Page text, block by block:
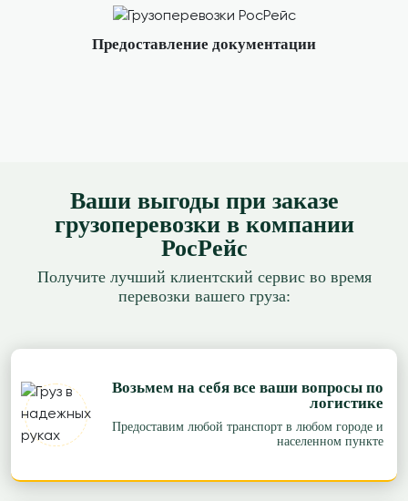
Предоставление документации
Ваши выгоды при заказе
грузоперевозки в компании
РосРейс
Получите лучший клиентский сервис во время
перевозки вашего груза:
Возьмем на себя все ваши вопросы по
логистике
Предоставим любой транспорт в любом городе и
населенном пункте